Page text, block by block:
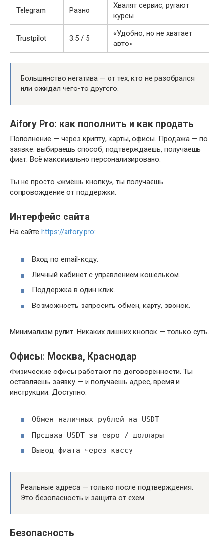
Telegram Разно
Хвалят сервис, ругают
курсы
Trustpilot 3.5 / 5
«Удобно, но не хватает
авто»
Большинство негатива — от тех, кто не разобрался
или ожидал чего-то другого.
Aifory Pro: как пополнить и как продать
Пополнение — через крипту, карты, офисы. Продажа — по
заявке: выбираешь способ, подтверждаешь, получаешь
фиат. Всё максимально персонализировано.
Ты не просто «жмёшь кнопку», ты получаешь
сопровождение от поддержки.
Интерфейс сайта
На сайте https://aifory.pro:
Вход по email-коду.
Личный кабинет с управлением кошельком.
Поддержка в один клик.
Возможность запросить обмен, карту, звонок.
Минимализм рулит. Никаких лишних кнопок — только суть.
Офисы: Москва, Краснодар
Физические офисы работают по договорённости. Ты
оставляешь заявку — и получаешь адрес, время и
инструкции. Доступно:
Обмен наличных рублей на USDT
Продажа USDT за евро / доллары
Вывод фиата через кассу
Реальные адреса — только после подтверждения.
Это безопасность и защита от схем.
Безопасность